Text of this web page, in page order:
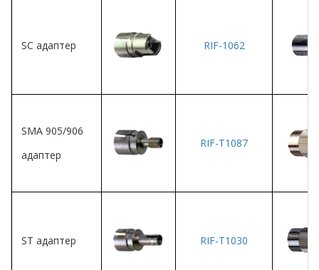
SC адаптер RIF-1062
SMA 905/906
адаптер
RIF-T1087
ST адаптер RIF-T1030